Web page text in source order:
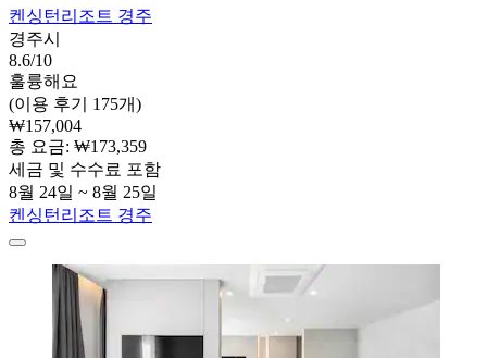
켄싱턴리조트 경주
경주시
8.6/10
훌륭해요
(이용 후기 175개)
₩157,004
총 요금: ₩173,359
세금 및 수수료 포함
8월 24일 ~ 8월 25일
켄싱턴리조트 경주